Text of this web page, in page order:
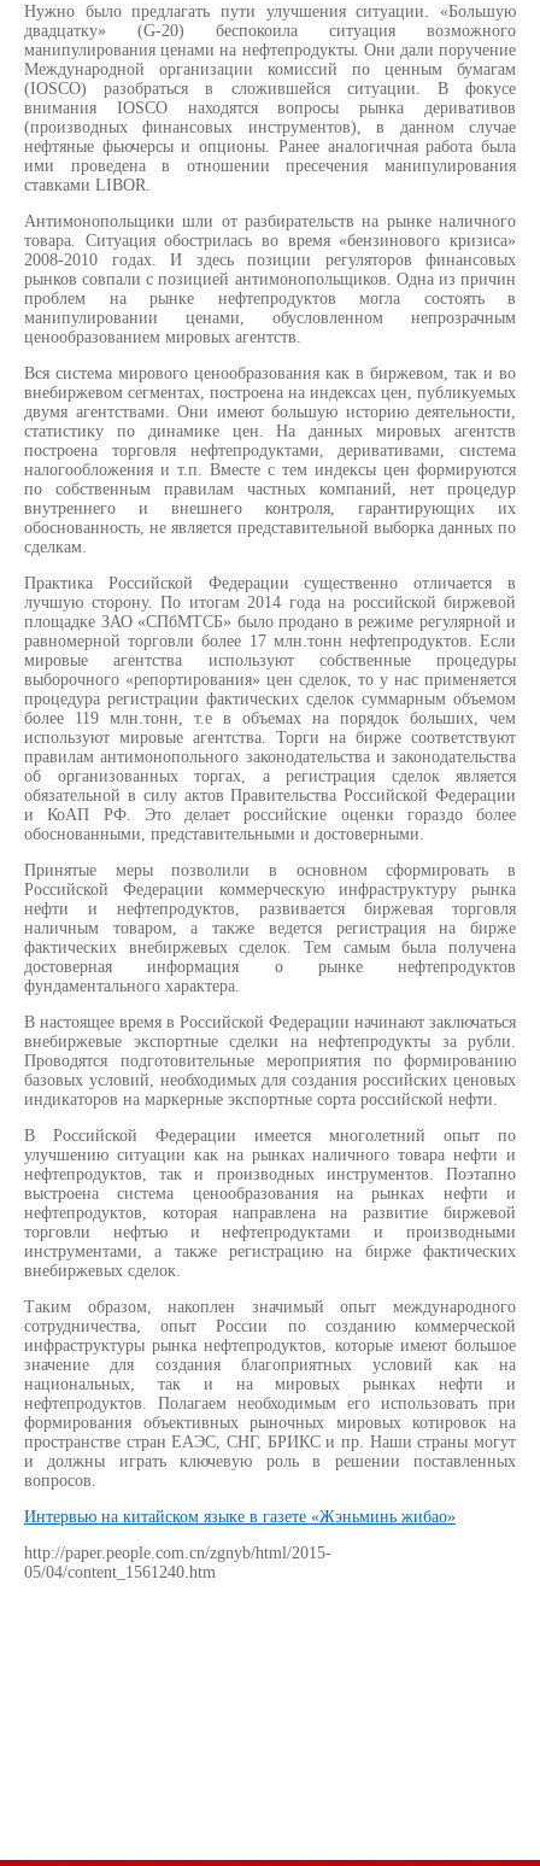
Нужно было предлагать пути улучшения ситуации. «Большую
двадцатку» (G-20) беспокоила ситуация возможного
манипулирования ценами на нефтепродукты. Они дали поручение
Международной организации комиссий по ценным бумагам
(IOSCO) разобраться в сложившейся ситуации. В фокусе
внимания IOSCO находятся вопросы рынка деривативов
(производных финансовых инструментов), в данном случае
нефтяные фьючерсы и опционы. Ранее аналогичная работа была
ими проведена в отношении пресечения манипулирования
ставками LIBOR.
Антимонопольщики шли от разбирательств на рынке наличного
товара. Ситуация обострилась во время «бензинового кризиса»
2008-2010 годах. И здесь позиции регуляторов финансовых
рынков совпали с позицией антимонопольщиков. Одна из причин
проблем на рынке нефтепродуктов могла состоять в
манипулировании ценами, обусловленном непрозрачным
ценообразованием мировых агентств.
Вся система мирового ценообразования как в биржевом, так и во
внебиржевом сегментах, построена на индексах цен, публикуемых
двумя агентствами. Они имеют большую историю деятельности,
статистику по динамике цен. На данных мировых агентств
построена торговля нефтепродуктами, деривативами, система
налогообложения и т.п. Вместе с тем индексы цен формируются
по собственным правилам частных компаний, нет процедур
внутреннего и внешнего контроля, гарантирующих их
обоснованность, не является представительной выборка данных по
сделкам.
Практика Российской Федерации существенно отличается в
лучшую сторону. По итогам 2014 года на российской биржевой
площадке ЗАО «СПбМТСБ» было продано в режиме регулярной и
равномерной торговли более 17 млн.тонн нефтепродуктов. Если
мировые агентства используют собственные процедуры
выборочного «репортирования» цен сделок, то у нас применяется
процедура регистрации фактических сделок суммарным объемом
более 119 млн.тонн, т.е в объемах на порядок больших, чем
используют мировые агентства. Торги на бирже соответствуют
правилам антимонопольного законодательства и законодательства
об организованных торгах, а регистрация сделок является
обязательной в силу актов Правительства Российской Федерации
и КоАП РФ. Это делает российские оценки гораздо более
обоснованными, представительными и достоверными.
Принятые меры позволили в основном сформировать в
Российской Федерации коммерческую инфраструктуру рынка
нефти и нефтепродуктов, развивается биржевая торговля
наличным товаром, а также ведется регистрация на бирже
фактических внебиржевых сделок. Тем самым была получена
достоверная информация о рынке нефтепродуктов
фундаментального характера.
В настоящее время в Российской Федерации начинают заключаться
внебиржевые экспортные сделки на нефтепродукты за рубли.
Проводятся подготовительные мероприятия по формированию
базовых условий, необходимых для создания российских ценовых
индикаторов на маркерные экспортные сорта российской нефти.
В Российской Федерации имеется многолетний опыт по
улучшению ситуации как на рынках наличного товара нефти и
нефтепродуктов, так и производных инструментов. Поэтапно
выстроена система ценообразования на рынках нефти и
нефтепродуктов, которая направлена на развитие биржевой
торговли нефтью и нефтепродуктами и производными
инструментами, а также регистрацию на бирже фактических
внебиржевых сделок.
Таким образом, накоплен значимый опыт международного
сотрудничества, опыт России по созданию коммерческой
инфраструктуры рынка нефтепродуктов, которые имеют большое
значение для создания благоприятных условий как на
национальных, так и на мировых рынках нефти и
нефтепродуктов. Полагаем необходимым его использовать при
формирования объективных рыночных мировых котировок на
пространстве стран ЕАЭС, СНГ, БРИКС и пр. Наши страны могут
и должны играть ключевую роль в решении поставленных
вопросов.
Интервью на китайском языке в газете «Жэньминь жибао»
http://paper.people.com.cn/zgnyb/html/2015-
05/04/content_1561240.htm